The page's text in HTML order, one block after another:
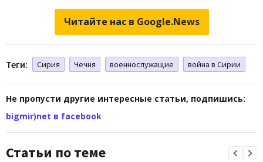
Читайте нас в Google.News
Теги: Сирия Чечня военнослужащие война в Сирии
Не пропусти другие интересные статьи, подпишись:
bigmir)net в facebook
Статьи по теме